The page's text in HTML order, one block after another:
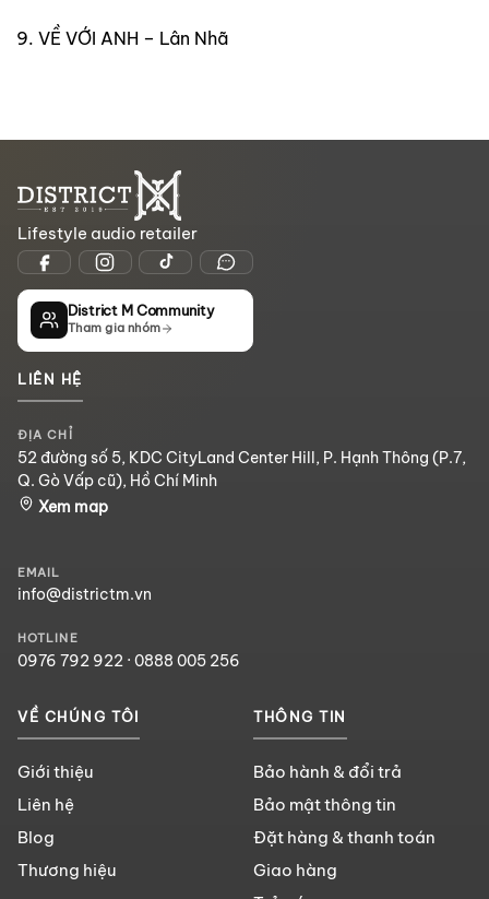
9. VỀ VỚI ANH – Lân Nhã
Lifestyle audio retailer
District M Community
Tham gia nhóm
LIÊN HỆ
ĐỊA CHỈ
52 đường số 5, KDC CityLand Center Hill, P. Hạnh Thông (P.7,
Q. Gò Vấp cũ), Hồ Chí Minh
Xem map
EMAIL
info@districtm.vn
HOTLINE
0976 792 922 · 0888 005 256
VỀ CHÚNG TÔI
Giới thiệu
Liên hệ
Blog
Thương hiệu
THÔNG TIN
Bảo hành & đổi trả
Bảo mật thông tin
Đặt hàng & thanh toán
Giao hàng